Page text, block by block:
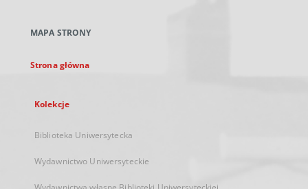
karcie
MAPA STRONY
Strona główna
Kolekcje
Biblioteka Uniwersytecka
Wydawnictwo Uniwersyteckie